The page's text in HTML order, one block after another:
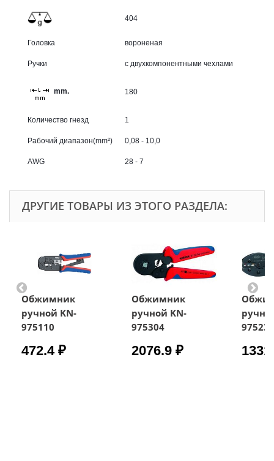
404
Головка вороненая
Ручки с двухкомпонентными чехлами
mm. 180
Количество гнезд 1
Рабочий диапазон(mm²) 0,08 - 10,0
AWG 28 - 7
ДРУГИЕ ТОВАРЫ ИЗ ЭТОГО РАЗДЕЛА:
Обжимник
ручной KN-
975110
472.4 ₽
Обжимник
ручной KN-
975304
2076.9 ₽
975236